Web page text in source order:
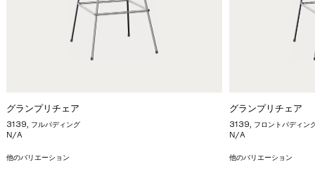
グランプリチェア
3139, フルパディング
N/A
他のバリエーション
グランプリチェア
3139, フロントパディン
N/A
他のバリエーション